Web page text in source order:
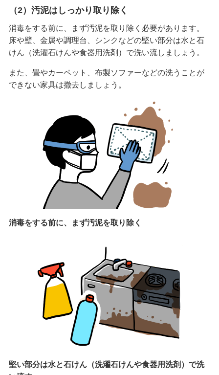
（2）汚泥はしっかり取り除く
消毒をする前に、まず汚泥を取り除く必要があります。
床や壁、金属や調理台、シンクなどの堅い部分は水と石
けん（洗濯石けんや食器用洗剤）で洗い流しましょう。
また、畳やカーペット、布製ソファーなどの洗うことが
できない家具は撤去しましょう。
消毒をする前に、まず汚泥を取り除く
堅い部分は水と石けん（洗濯石けんや食器用洗剤）で洗